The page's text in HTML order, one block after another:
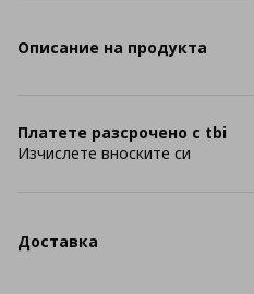
Описание на продукта
Платете разсрочено с tbi
Изчислете вноските си
Доставка